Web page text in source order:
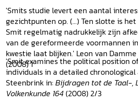
'Smits studie levert een aantal
gezichtpunten op. (...) Ten slotte is
Smit regelmatig nadrukkelijk zijn
van de gereformeerde voormannen
kwestie laat blijken.' Leon van Damme
(2008) 1
'Smit examines the political position
individuals in a detailed chronological
Steenbrink in: Bijdragen tot de Taal-,
Volkenkunde 164(2008) 2/3